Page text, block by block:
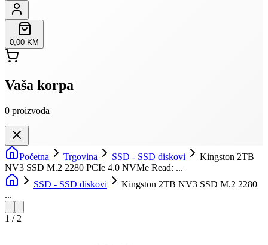
0,00 KM
Vaša korpa
0 proizvoda
Početna Trgovina SSD - SSD diskovi
Kingston 2TB
NV3 SSD M.2 2280 PCIe 4.0 NVMe Read: ...
SSD - SSD diskovi
Kingston 2TB NV3 SSD M.2 2280
...
1 / 2